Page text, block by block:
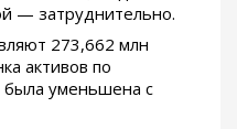
— затруднительно.
273,662 млн
активов по
была уменьшена с